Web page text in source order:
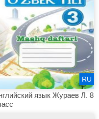
язык Жураев Л. 8
RU